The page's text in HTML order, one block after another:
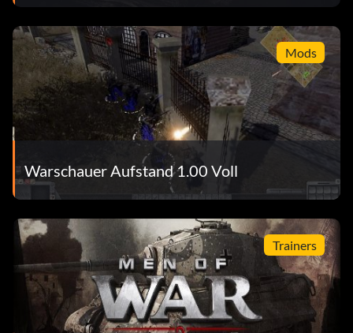
Mods
Warschauer Aufstand 1.00 Voll
Trainers